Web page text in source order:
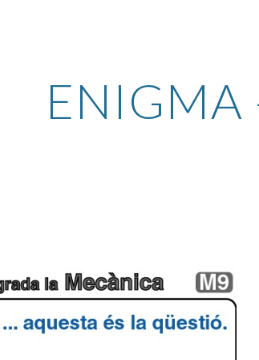
ENIGMA